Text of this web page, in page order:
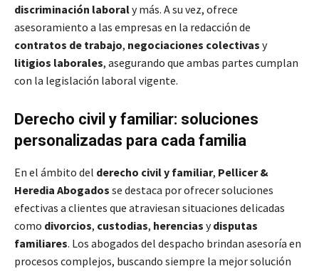
discriminación laboraly más. A su vez, ofrece
asesoramiento a las empresas en la redacción de
contratos de trabajo, negociaciones colectivas y
litigios laborales, asegurando que ambas partes cumplan
con la legislación laboral vigente.
Derecho civil y familiar: soluciones
personalizadas para cada familia
En el ámbito del derecho civil y familiar, Pellicer &
Heredia Abogados se destaca por ofrecer soluciones
efectivas a clientes que atraviesan situaciones delicadas
como divorcios, custodias, herencias ydisputas
familiares. Los abogados del despacho brindan asesoría en
procesos complejos, buscando siempre la mejor solución